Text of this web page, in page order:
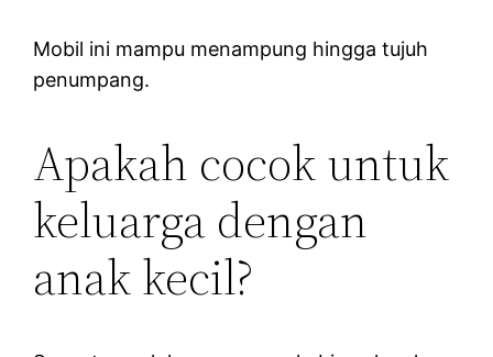
Mobil ini mampu menampung hingga tujuh
penumpang.
Apakah cocok untuk
keluarga dengan
anak kecil?